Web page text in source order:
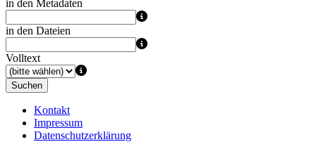
in den Metadaten
in den Dateien
Volltext
Suchen
Kontakt
Impressum
Datenschutzerklärung